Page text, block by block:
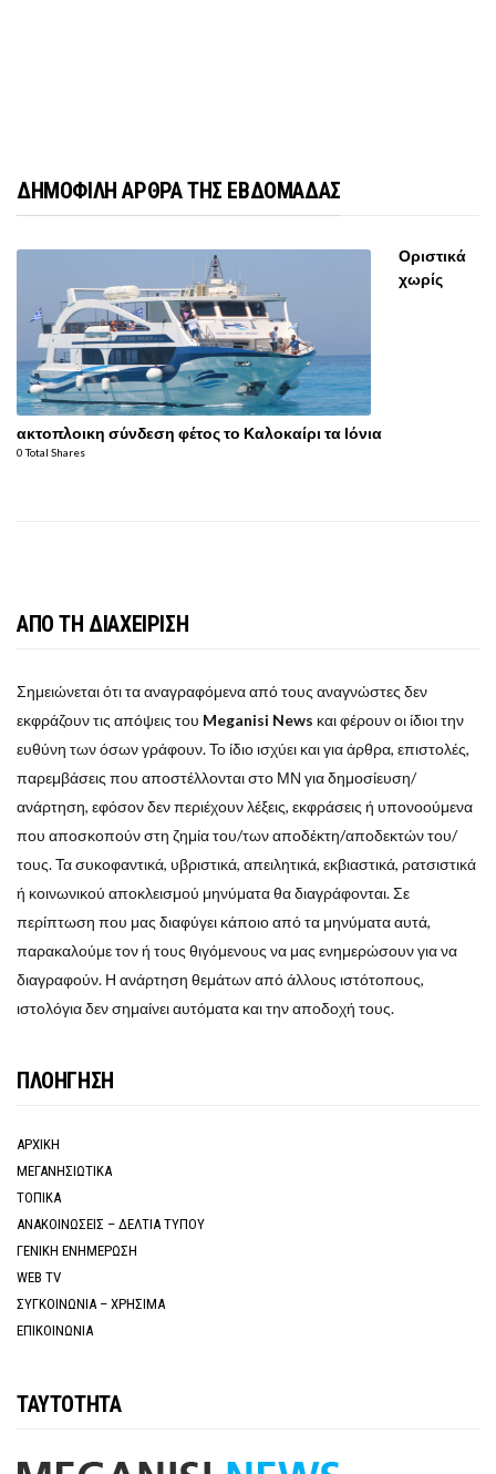
ΔΗΜΟΦΙΛΗ ΑΡΘΡΑ ΤΗΣ ΕΒΔΟΜΑΔΑΣ
Οριστικά
χωρίς
ακτοπλοικη σύνδεση φέτος το Καλοκαίρι τα Ιόνια
0 Total Shares
ΑΠΟ ΤΗ ΔΙΑΧΕΙΡΙΣΗ
Σημειώνεται ότι τα αναγραφόμενα από τους αναγνώστες δεν
εκφράζουν τις απόψεις του Meganisi News και φέρουν οι ίδιοι την
ευθύνη των όσων γράφουν. Το ίδιο ισχύει και για άρθρα, επιστολές,
παρεμβάσεις που αποστέλλονται στο ΜΝ για δημοσίευση/
ανάρτηση, εφόσον δεν περιέχουν λέξεις, εκφράσεις ή υπονοούμενα
που αποσκοπούν στη ζημία του/των αποδέκτη/αποδεκτών του/
τους. Τα συκοφαντικά, υβριστικά, απειλητικά, εκβιαστικά, ρατσιστικά
ή κοινωνικού αποκλεισμού μηνύματα θα διαγράφονται. Σε
περίπτωση που μας διαφύγει κάποιο από τα μηνύματα αυτά,
παρακαλούμε τον ή τους θιγόμενους να μας ενημερώσουν για να
διαγραφούν. Η ανάρτηση θεμάτων από άλλους ιστότοπους,
ιστολόγια δεν σημαίνει αυτόματα και την αποδοχή τους.
ΠΛΟΗΓΗΣΗ
ΑΡΧΙΚΗ
ΜΕΓΑΝΗΣΙΩΤΙΚΑ
ΤΟΠΙΚΑ
ΑΝΑΚΟΙΝΩΣΕΙΣ – ΔΕΛΤΙΑ ΤΥΠΟΥ
ΓΕΝΙΚΗ ΕΝΗΜΕΡΩΣΗ
WEB TV
ΣΥΓΚΟΙΝΩΝΙΑ – ΧΡΗΣΙΜΑ
ΕΠΙΚΟΙΝΩΝΙΑ
ΤΑΥΤΟΤΗΤΑ